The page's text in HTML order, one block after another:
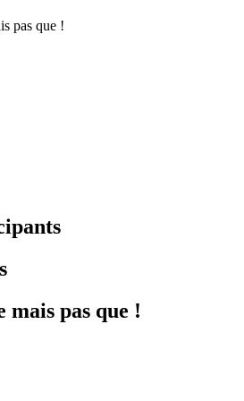
pas que !
mais pas que !